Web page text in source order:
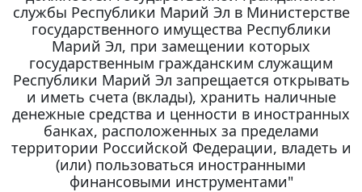
службы Республики Марий Эл в Министерстве
государственного имущества Республики
Марий Эл, при замещении которых
государственным гражданским служащим
Республики Марий Эл запрещается открывать
и иметь счета (вклады), хранить наличные
денежные средства и ценности в иностранных
банках, расположенных за пределами
территории Российской Федерации, владеть и
(или) пользоваться иностранными
финансовыми инструментами"